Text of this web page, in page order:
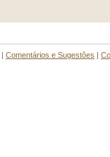
| Comentários e Sugestões |